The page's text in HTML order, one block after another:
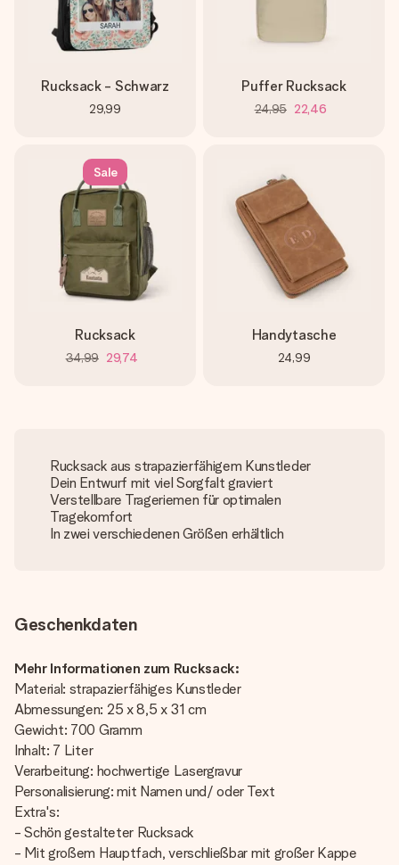
Rucksack - Schwarz
29,99
Puffer Rucksack
24,95 22,46
Sale
Rucksack
34,99 29,74
Handytasche
24,99
Rucksack aus strapazierfähigem Kunstleder
Dein Entwurf mit viel Sorgfalt graviert
Verstellbare Trageriemen für optimalen
Tragekomfort
In zwei verschiedenen Größen erhältlich
Geschenkdaten
Mehr Informationen zum Rucksack:
Material: strapazierfähiges Kunstleder
Abmessungen: 25 x 8,5 x 31 cm
Gewicht: 700 Gramm
Inhalt: 7 Liter
Verarbeitung: hochwertige Lasergravur
Personalisierung: mit Namen und/ oder Text
Extra's:
- Schön gestalteter Rucksack
- Mit großem Hauptfach, verschließbar mit großer Kappe